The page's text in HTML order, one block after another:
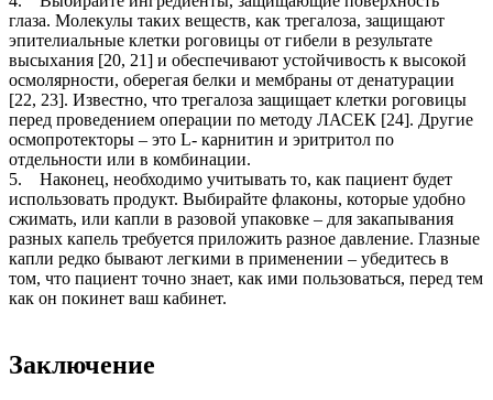
глаза. Молекулы таких веществ, как трегалоза, защищают
эпителиальные клетки роговицы от гибели в результате
высыхания [20, 21] и обеспечивают устойчивость к высокой
осмолярности, оберегая белки и мембраны от денатурации
[22, 23]. Известно, что трегалоза защищает клетки роговицы
перед проведением операции по методу ЛАСЕК [24]. Другие
осмопротекторы – это L- карнитин и эритритол по
отдельности или в комбинации.
5. Наконец, необходимо учитывать то, как пациент будет
использовать продукт. Выбирайте флаконы, которые удобно
сжимать, или капли в разовой упаковке – для закапывания
разных капель требуется приложить разное давление. Глазные
капли редко бывают легкими в применении – убедитесь в
том, что пациент точно знает, как ими пользоваться, перед тем
как он покинет ваш кабинет.
Заключение